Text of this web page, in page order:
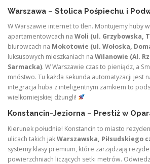
Warszawa – Stolica Pośpiechu i
W Warszawie internet to tlen. Montujemy huby
apartamentowcach na Woli (ul. Grzybowska,
biurowcach na Mokotowie (ul. Wołoska,
luksusowych mieszkaniach na Wilanowie (Al.
Sarmacka). W Warszawie czas to pieniądz, a
mnóstwo. Tu każda sekunda automatyzacji jest
integracja huba z inteligentnym zamkiem to
wielkomiejskiej dżungli!
Konstancin-Jeziorna – Prestiż w
Kierunek południe! Konstancin to miasto
ulicach takich jakWarszawska, Piłsudskiego
systemy klasy premium, które zarządzają
powierzchniach liczących setki metrów.